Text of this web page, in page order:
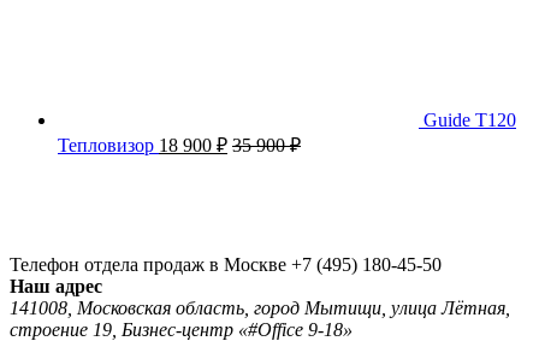
Guide T120
Тепловизор 18 900 ₽ 35 900₽
Телефон отдела продаж в Москве +7 (495) 180-45-50
Наш адрес
141008, Московская область, город Мытищи, улица Лётная,
строение 19, Бизнес-центр «#Office 9-18»